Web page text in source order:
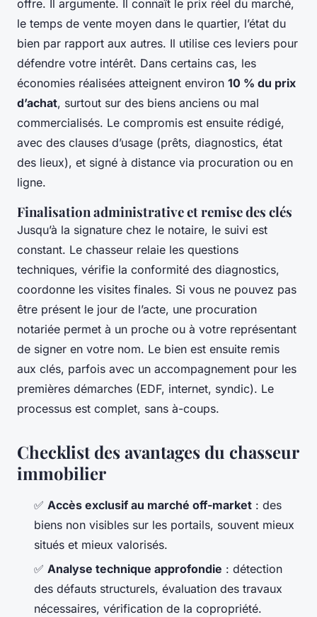
offre. Il argumente. Il connaît le prix réel du marché,
le temps de vente moyen dans le quartier, l’état du
bien par rapport aux autres. Il utilise ces leviers pour
défendre votre intérêt. Dans certains cas, les
économies réalisées atteignent environ 10 % du prix
d’achat, surtout sur des biens anciens ou mal
commercialisés. Le compromis est ensuite rédigé,
avec des clauses d’usage (prêts, diagnostics, état
des lieux), et signé à distance via procuration ou en
ligne.
Finalisation administrative et remise des clés
Jusqu’à la signature chez le notaire, le suivi est
constant. Le chasseur relaie les questions
techniques, vérifie la conformité des diagnostics,
coordonne les visites finales. Si vous ne pouvez pas
être présent le jour de l’acte, une procuration
notariée permet à un proche ou à votre représentant
de signer en votre nom. Le bien est ensuite remis
aux clés, parfois avec un accompagnement pour les
premières démarches (EDF, internet, syndic). Le
processus est complet, sans à-coups.
Checklist des avantages du chasseur
immobilier
✅ Accès exclusif au marché off-market : des
biens non visibles sur les portails, souvent mieux
situés et mieux valorisés.
✅ Analyse technique approfondie : détection
des défauts structurels, évaluation des travaux
nécessaires, vérification de la copropriété.